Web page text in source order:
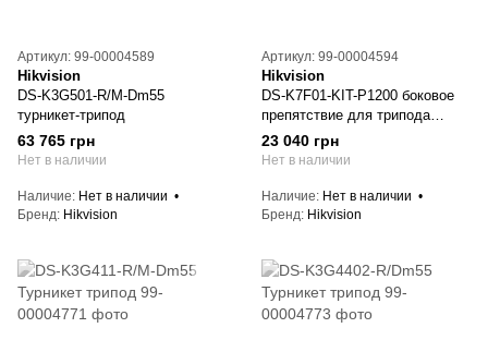
Артикул: 99-00004589
Hikvision
DS-K3G501-R/M-Dm55
турникет-трипод
63 765 грн
Нет в наличии
Наличие
Нет в наличии
Бренд Hikvision
Артикул: 99-00004594
Hikvision
DS-K7F01-KIT-P1200 боковое
препятствие для трипода
K3G501
23 040 грн
Нет в наличии
Наличие
Нет в наличии
Бренд Hikvision